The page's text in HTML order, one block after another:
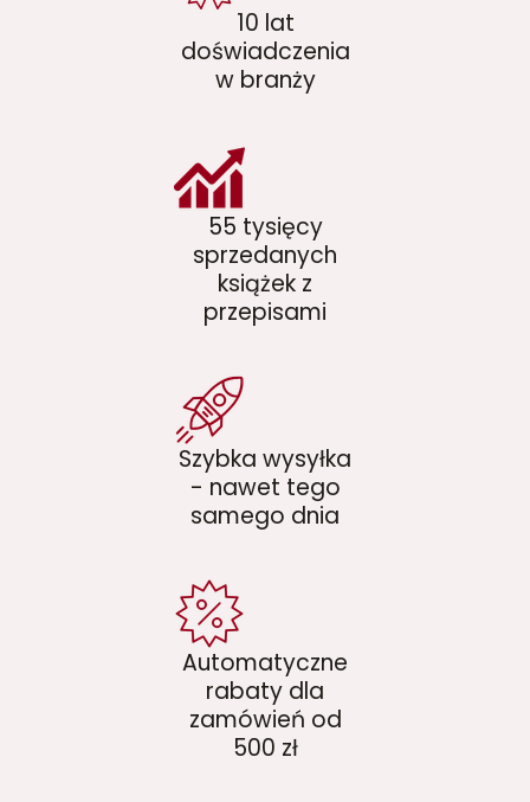
10 lat
doświadczenia
w branży
55 tysięcy
sprzedanych
książek z
przepisami
Szybka wysyłka
- nawet tego
samego dnia
Automatyczne
rabaty dla
zamówień od
500 zł